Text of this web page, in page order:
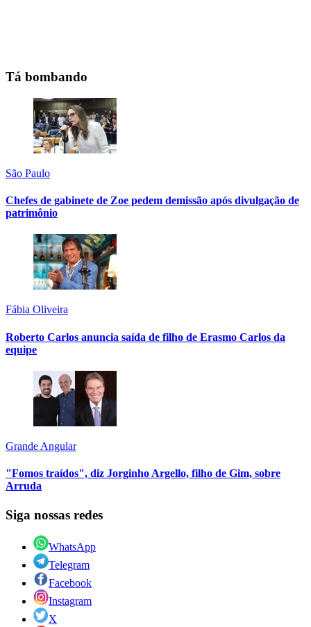
Tá bombando
São Paulo
Chefes de gabinete de Zoe pedem demissão após divulgação de
patrimônio
Fábia Oliveira
Roberto Carlos anuncia saída de filho de Erasmo Carlos da
equipe
Grande Angular
"Fomos traídos", diz Jorginho Argello, filho de Gim, sobre
Arruda
Siga nossas redes
WhatsApp
Telegram
Facebook
Instagram
X